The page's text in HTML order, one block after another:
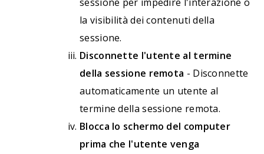
la visibilità dei contenuti della
sessione.
Disconnette l'utente al termine
della sessione remota - Disconnette
automaticamente un utente al
termine della sessione remota.
Blocca lo schermo del computer
prima che l'utente venga